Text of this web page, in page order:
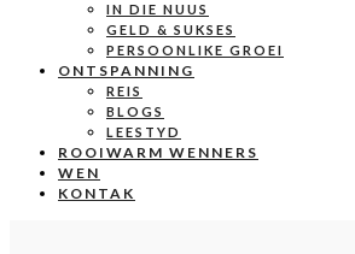
IN DIE NUUS
GELD & SUKSES
PERSOONLIKE GROEI
ONTSPANNING
REIS
BLOGS
LEESTYD
ROOIWARM WENNERS
WEN
KONTAK